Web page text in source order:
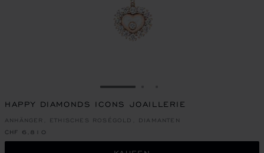
ZUR FOLIE GEHEN 1
HAPPY DIAMONDS ICONS JOAILLERIE
ANHÄNGER, ETHISCHES ROSÉGOLD, DIAMANTEN
CHF 6,810